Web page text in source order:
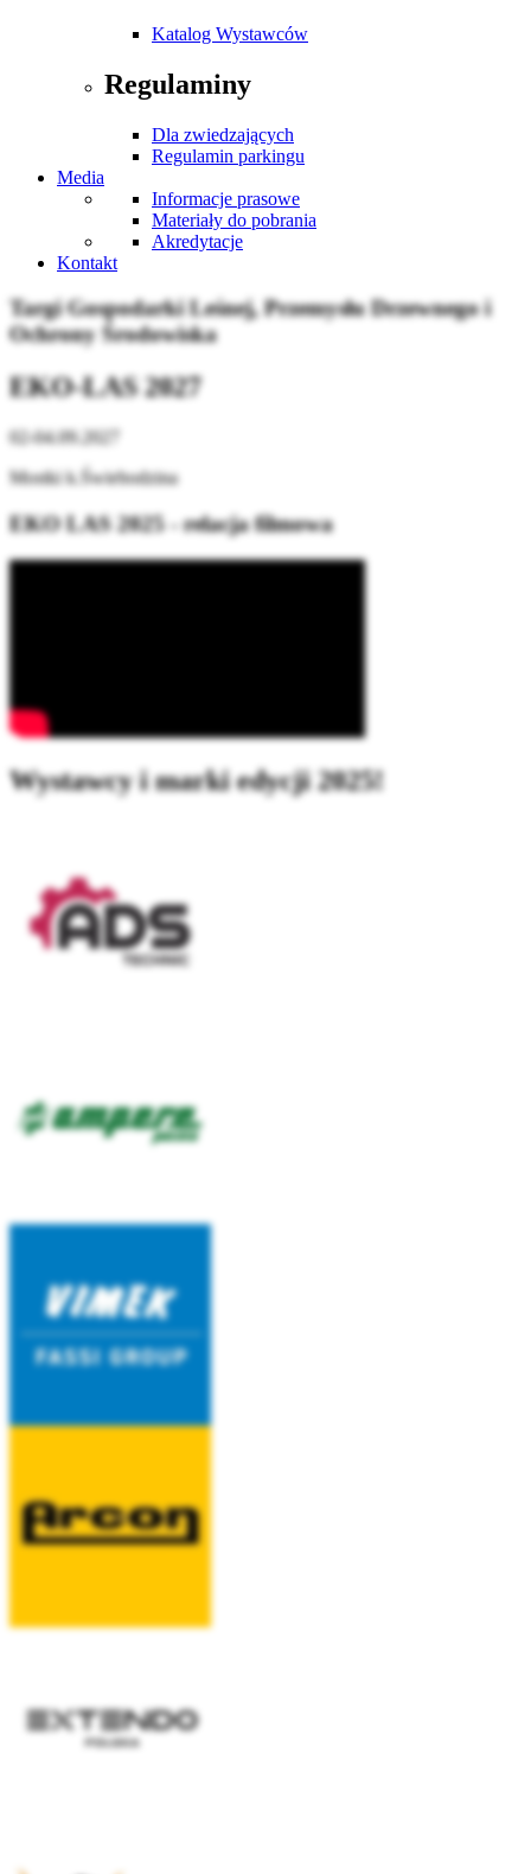
Katalog Wystawców
Regulaminy
Dla zwiedzających
Regulamin parkingu
Media
Informacje prasowe
Materiały do pobrania
Akredytacje
Kontakt
Targi Gospodarki Leśnej, Przemysłu Drzewnego i
Ochrony Środowiska
EKO-LAS 2027
02-04.09.2027
Mostki k.Świebodzina
EKO LAS 2025 - relacja filmowa
Wystawcy i marki edycji 2025!